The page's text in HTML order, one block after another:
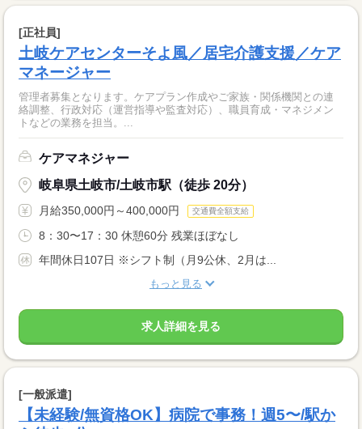
[正社員]
土岐ケアセンターそよ風／居宅介護支援／ケア
マネージャー
管理者募集となります。ケアプラン作成やご家族・関係機関との連
絡調整、行政対応（運営指導や監査対応）、職員育成・マネジメン
トなどの業務を担当。...
ケアマネジャー
岐阜県土岐市/土岐市駅（徒歩 20分）
月給350,000円～400,000円 交通費全額支給
8：30〜17：30 休憩60分 残業ほぼなし
年間休日107日 ※シフト制（月9公休、2月は...
もっと見る
求人詳細を見る
[一般派遣]
【未経験/無資格OK】病院で事務！週5〜/駅か